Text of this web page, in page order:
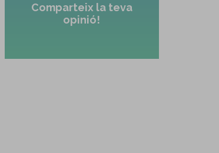
Comparteix la teva
opinió!